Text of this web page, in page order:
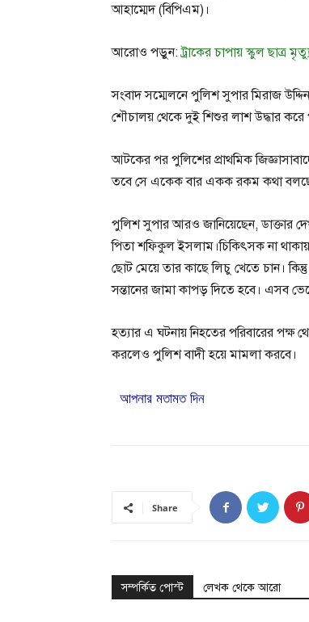
আহাম্মেদ (বিপিএম)।
আরোও পড়ুন:ট্রাকের চাপায় স্কুল ছাত্র
সংবাদ সম্মেলনে পুলিশ সুপার মিরাজ
শৌচালয় থেকে দুই শিশুর লাশ উদ্ধার
আটকের পর পুলিশের প্রাথমিক
তবে সে একেক বার একক রকম কথা
পুলিশ সুপার আরও জানিয়েছেন, ডাক্তার
পিতা শফিকুল ইসলাম।চিকিৎসক না
ছোট মেয়ে তার কাছে লিচু খেতে চান।
সন্তানের জামা কাপড় দিতে হবে। এসব
হত্যার এ ঘটনায় নিহতের পরিবারের পক্ষ
করলেও পুলিশ বাদী হয়ে মামলা করবে।
আপনার মতামত দিন
Share
সম্পর্কিত পোস্ট লেখক থেকে আরো